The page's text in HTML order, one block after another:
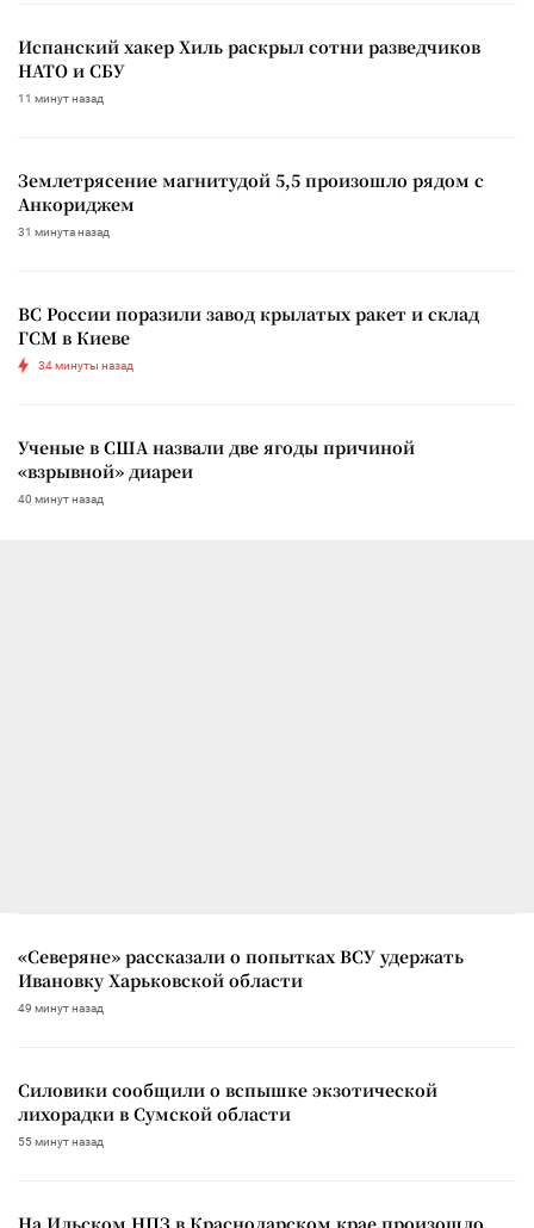
Испанский хакер Хиль раскрыл сотни разведчиков
НАТО и СБУ
11 минут назад
Землетрясение магнитудой 5,5 произошло рядом с
Анкориджем
31 минута назад
ВС России поразили завод крылатых ракет и склад
ГСМ в Киеве
34 минуты назад
Ученые в США назвали две ягоды причиной
«взрывной» диареи
40 минут назад
«Северяне» рассказали о попытках ВСУ удержать
Ивановку Харьковской области
49 минут назад
Силовики сообщили о вспышке экзотической
лихорадки в Сумской области
55 минут назад
На Ильском НПЗ в Краснодарском крае произошло